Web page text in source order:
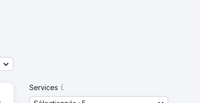
Services